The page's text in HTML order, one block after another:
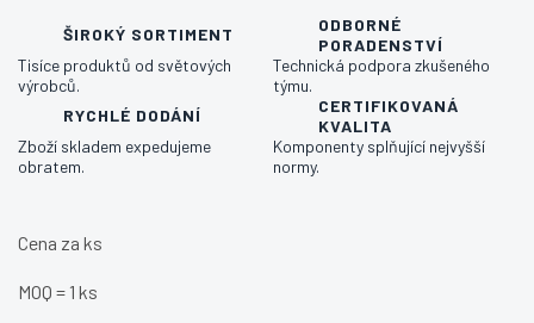
ŠIROKÝ SORTIMENT
Tisíce produktů od světových
výrobců.
ODBORNÉ
PORADENSTVÍ
Technická podpora zkušeného
týmu.
RYCHLÉ DODÁNÍ
Zboží skladem expedujeme
obratem.
CERTIFIKOVANÁ
KVALITA
Komponenty splňující nejvyšší
normy.
Cena za ks
MOQ = 1 ks